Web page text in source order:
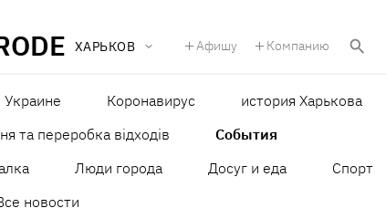
ХАРЬКОВ Афишу Компанию
Украине Коронавирус
история Харькова
та переробка відходів
События
Люди города Досуг и еда
Спорт
новости